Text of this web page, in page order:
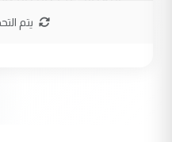
نتشرف بلقاء السيد
يتم